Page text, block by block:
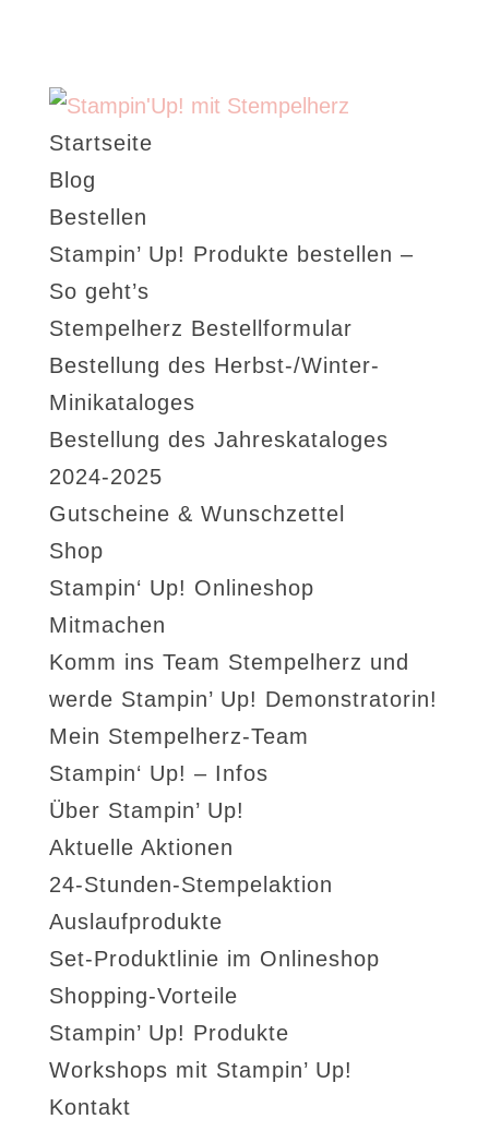
Startseite
Blog
Bestellen
Stampin’ Up! Produkte bestellen –
So geht’s
Stempelherz Bestellformular
Bestellung des Herbst-/Winter-
Minikataloges
Bestellung des Jahreskataloges
2024-2025
Gutscheine & Wunschzettel
Shop
Stampin‘ Up! Onlineshop
Mitmachen
Komm ins Team Stempelherz und
werde Stampin’ Up! Demonstratorin!
Mein Stempelherz-Team
Stampin‘ Up! – Infos
Über Stampin’ Up!
Aktuelle Aktionen
24-Stunden-Stempelaktion
Auslaufprodukte
Set-Produktlinie im Onlineshop
Shopping-Vorteile
Stampin’ Up! Produkte
Workshops mit Stampin’ Up!
Kontakt